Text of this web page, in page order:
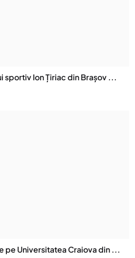
Ion Țiriac din Brașov ...
pe Universitatea Craiova din ...